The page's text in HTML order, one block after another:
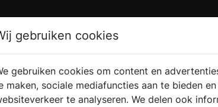
AANVRAGEN VERKOOPLOCATIE
gebruiken cookies
gebruiken cookies om content en
maken, sociale mediafuncties aan te bieden
te analyseren. We delen ook